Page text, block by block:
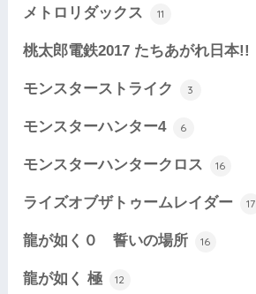
メトロリダックス 11
桃太郎電鉄2017 たちあがれ日本!!
モンスターストライク 3
モンスターハンター4 6
モンスターハンタークロス 16
ライズオブザトゥームレイダー 17
龍が如く０ 誓いの場所 16
龍が如く 極 12